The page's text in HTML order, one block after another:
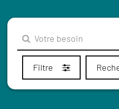
Filtre